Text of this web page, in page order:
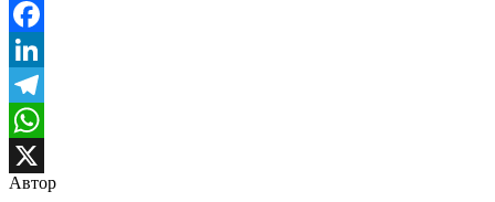
Facebook
LinkedIn
Telegram
WhatsApp
X
Автор